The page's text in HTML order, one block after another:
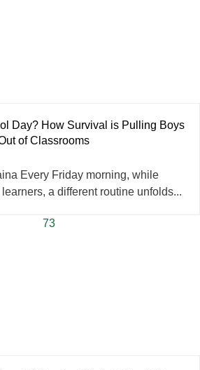
Day? How Survival is Pulling Boys
of Classrooms
Every Friday morning, while
a different routine unfolds...